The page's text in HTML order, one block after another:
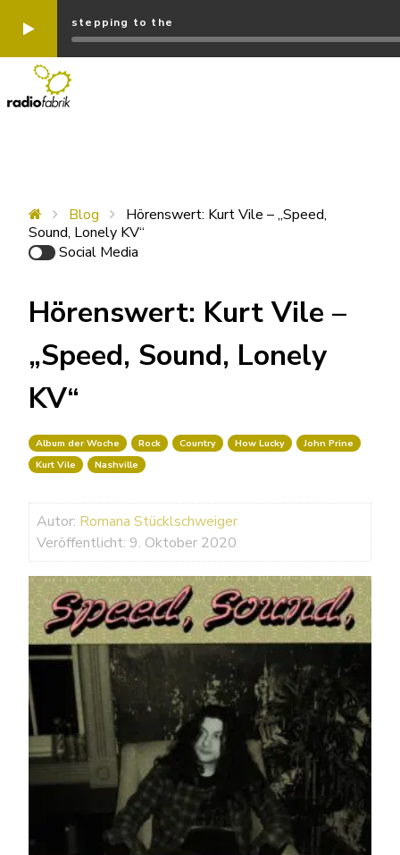
stepping to the
Blog
Hörenswert: Kurt Vile – „Speed,
Sound, Lonely KV“
Social Media
Hörenswert: Kurt Vile –
„Speed, Sound, Lonely
KV“
Album der Woche Rock Country How Lucky
John Prine
Kurt Vile
Nashville
Autor: Romana Stücklschweiger
Veröffentlicht: 9. Oktober 2020